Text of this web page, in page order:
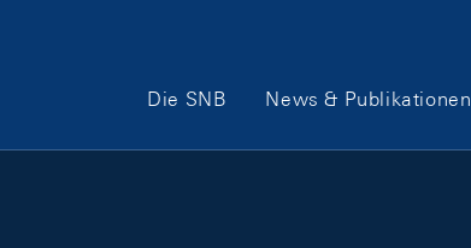
Hauptnavigation
Die SNB News & Publikationen